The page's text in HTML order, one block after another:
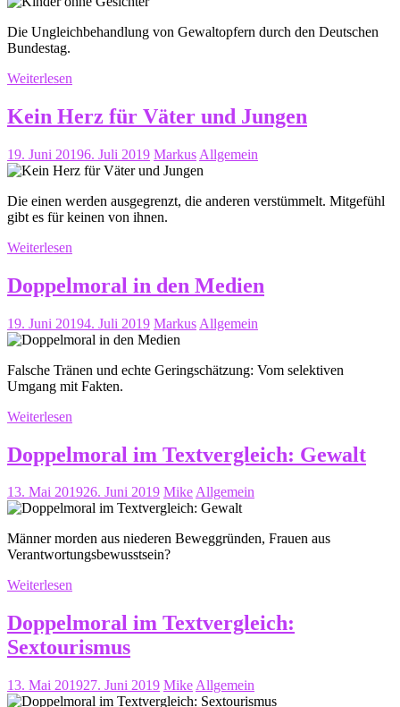
Die Ungleichbehandlung von Gewaltopfern durch den Deutschen
Bundestag.
Weiterlesen
Kein Herz für Väter und Jungen
19. Juni 20196. Juli 2019 Markus Allgemein
Die einen werden ausgegrenzt, die anderen verstümmelt. Mitgefühl
gibt es für keinen von ihnen.
Weiterlesen
Doppelmoral in den Medien
19. Juni 20194. Juli 2019 Markus Allgemein
Falsche Tränen und echte Geringschätzung: Vom selektiven
Umgang mit Fakten.
Weiterlesen
Doppelmoral im Textvergleich: Gewalt
13. Mai 201926. Juni 2019 MikeAllgemein
Männer morden aus niederen Beweggründen, Frauen aus
Verantwortungsbewusstsein?
Weiterlesen
Doppelmoral im Textvergleich:
Sextourismus
13. Mai 201927. Juni 2019 Mike Allgemein